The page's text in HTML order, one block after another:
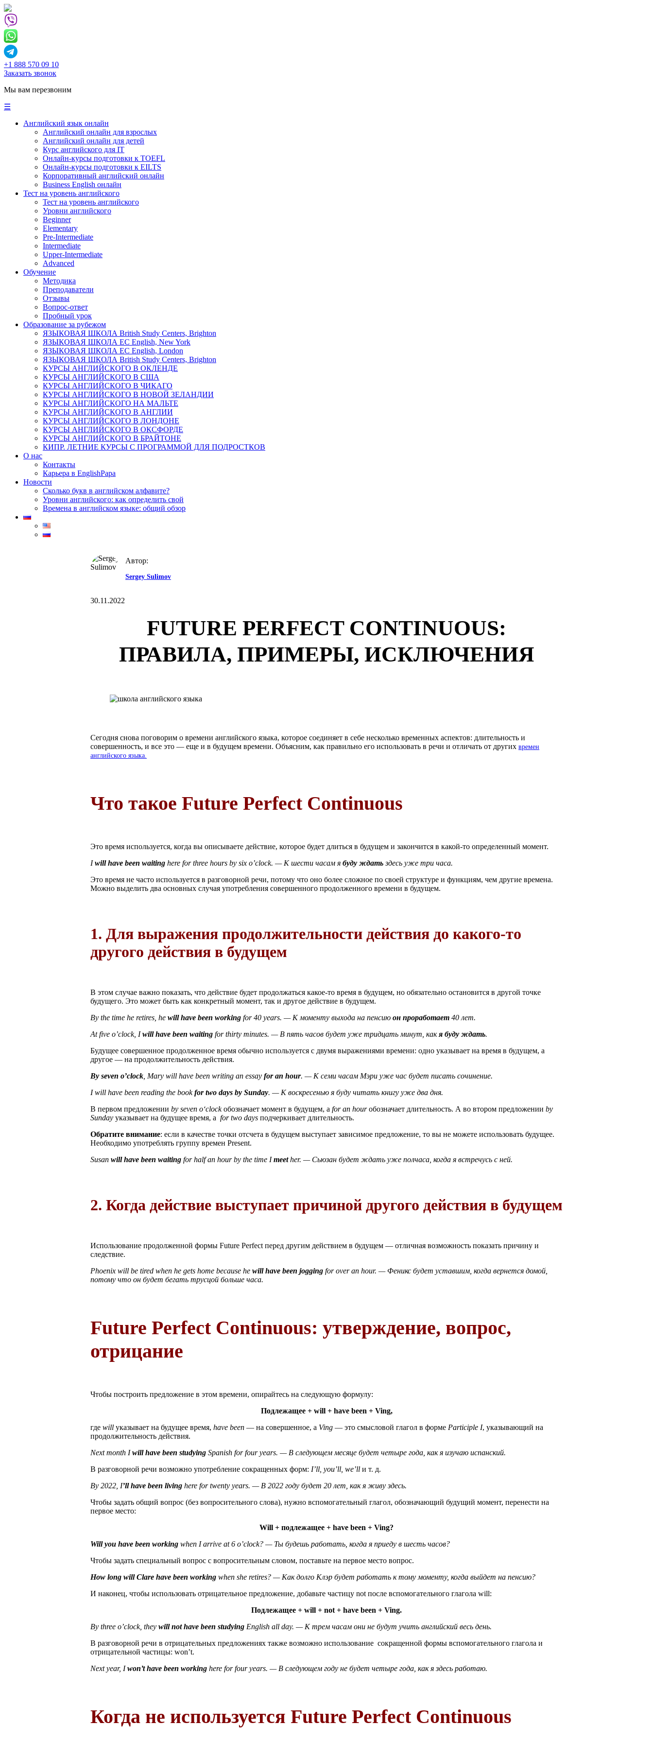
+1 888 570 09 10
Заказать звонок
Мы вам перезвоним
☰
Английский язык онлайн
Английский онлайн для взрослых
Английский онлайн для детей
Курс английского для IT
Онлайн-курсы подготовки к TOEFL
Онлайн-курсы подготовки к EILTS
Корпоративный английский онлайн
Business English онлайн
Тест на уровень английского
Тест на уровень английского
Уровни английского
Beginner
Elementary
Pre-Intermediate
Intermediate
Upper-Intermediate
Advanced
Обучение
Методика
Преподаватели
Отзывы
Вопрос-ответ
Пробный урок
Образование за рубежом
ЯЗЫКОВАЯ ШКОЛА British Study Centers, Brighton
ЯЗЫКОВАЯ ШКОЛА EC English, New York
ЯЗЫКОВАЯ ШКОЛА EC English, London
ЯЗЫКОВАЯ ШКОЛА British Study Centers, Brighton
КУРСЫ АНГЛИЙСКОГО В ОКЛЕНДЕ
КУРСЫ АНГЛИЙСКОГО В США
КУРСЫ АНГЛИЙСКОГО В ЧИКАГО
КУРСЫ АНГЛИЙСКОГО В НОВОЙ ЗЕЛАНДИИ
КУРСЫ АНГЛИЙСКОГО НА МАЛЬТЕ
КУРСЫ АНГЛИЙСКОГО В AНГЛИИ
КУРСЫ АНГЛИЙСКОГО В ЛОНДОНЕ
КУРСЫ АНГЛИЙСКОГО В ОКСФОРДЕ
КУРСЫ АНГЛИЙСКОГО В БРАЙТОНЕ
КИПР. ЛЕТНИЕ КУРСЫ С ПРОГРАММОЙ ДЛЯ ПОДРОСТКОВ
О нас
Контакты
Карьера в EnglishPapa
Новости
Сколько букв в английском алфавите?
Уровни английского: как определить свой​
Времена в английском языке: общий обзор
Автор:
Sergey Sulimov
30.11.2022
FUTURE PERFECT CONTINUOUS:
ПРАВИЛА, ПРИМЕРЫ, ИСКЛЮЧЕНИЯ
Сегодня снова поговорим о времени английского языка, которое соединяет в себе несколько временных аспектов: длительность и
совершенность, и все это — еще и в будущем времени. Объясним, как правильно его использовать в речи и отличать от других времен
английского языка.
Что такое Future Perfect Continuous
Это время используется, когда вы описываете действие, которое будет длиться в будущем и закончится в какой-то определенный момент.
Iwill have been waiting here for three hours by six o’clock. — К шести часам я буду ждатьздесь уже три часа.
Это время не часто используется в разговорной речи, потому что оно более сложное по своей структуре и функциям, чем другие времена.
Можно выделить два основных случая употребления совершенного продолженного времени в будущем.
1. Для выражения продолжительности действия до какого-то
другого действия в будущем
В этом случае важно показать, что действие будет продолжаться какое-то время в будущем, но обязательно остановится в другой точке
будущего. Это может быть как конкретный момент, так и другое действие в будущем.
By the time he retires, he will have been working for 40 years. — К моменту выхода на пенсию он проработает 40 лет.
At five o’clock, Iwill have been waiting for thirty minutes. — В пять часов будет уже тридцать минут, какя буду ждать.
Будущее совершенное продолженное время обычно используется с двумя выражениями времени: одно указывает на время в будущем, а
другое — на продолжительность действия.
By seven o’clock , Mary will have been writing an essay for an hour. — К семи часам Мэри уже час будет писать сочинение.
I will have been reading the bookfor two days by Sunday. — К воскресенью я буду читать книгу уже два дня.
В первом предложении by seven o‘clockобозначает момент в будущем, а for an hourобозначает длительность. А во втором предложении by
Sunday указывает на будущее время, а for two days подчеркивает длительность.
Обратите внимание: если в качестве точки отсчета в будущем выступает зависимое предложение, то вы не можете использовать будущее.
Необходимо употреблять группу времен Present.
Susan will have been waiting for half an hour by the time Imeether. — Сьюзан будет ждать уже полчаса, когда я встречусь с ней.
2. Когда действие выступает причиной другого действия в будущем
Использование продолженной формы Future Perfect перед другим действием в будущем — отличная возможность показать причину и
следствие.
Phoenix will be tired when he gets home because he will have been jogging for over an hour. — Феникс будет уставшим, когда вернется домой,
потому что он будет бегать трусцой больше часа.
Future Perfect Continuous: утверждение, вопрос,
отрицание
Чтобы построить предложение в этом времени, опирайтесь на следующую формулу:
Подлежащее + will + have been + Ving,
где will указывает на будущее время, have been — на совершенное, а Ving — это смысловой глагол в форме Participle I, указывающий на
продолжительность действия.
Next month Iwill have been studying Spanish for four years. — В следующем месяце будет четыре года, как я изучаю испанский.
В разговорной речи возможно употребление сокращенных форм: I’ll, you’ll, we’ll и т. д.
By 2022, I’ll have been living here for twenty years. — В 2022 году будет 20 лет, как я живу здесь.
Чтобы задать общий вопрос (без вопросительного слова), нужно вспомогательный глагол, обозначающий будущий момент, перенести на
первое место:
Will + подлежащее + have been + Ving?
Will you have been working when I arrive at 6 o’clock? — Ты будешь работать, когда я приеду в шесть часов?
Чтобы задать специальный вопрос с вопросительным словом, поставьте на первое место вопрос.
How long will Clare have been working when she retires? — Как долго Клэр будет работать к тому моменту, когда выйдет на пенсию?
И наконец, чтобы использовать отрицательное предложение, добавьте частицу not после вспомогательного глагола will:
Подлежащее + will + not + have been + Ving.
By three o’clock, they will not have been studying English all day. — К трем часам они не будут учить английский весь день.
В разговорной речи в отрицательных предложениях также возможно использование сокращенной формы вспомогательного глагола и
отрицательной частицы: won’t.
Next year, Iwon’t have been working here for four years. — В следующем году не будет четыре года, как я здесь работаю.
Когда не используется Future Perfect Continuous